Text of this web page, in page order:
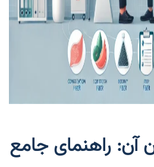
آن: راهنمای جامع